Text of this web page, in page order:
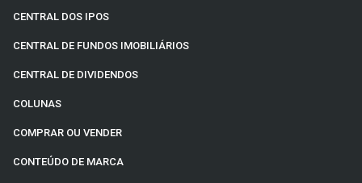
CENTRAL DOS IPOS
CENTRAL DE FUNDOS IMOBILIÁRIOS
CENTRAL DE DIVIDENDOS
COLUNAS
COMPRAR OU VENDER
CONTEÚDO DE MARCA